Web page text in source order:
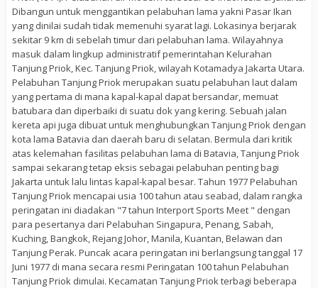
Dibangun untuk menggantikan pelabuhan lama yakni Pasar Ikan
yang dinilai sudah tidak memenuhi syarat lagi. Lokasinya berjarak
sekitar 9 km di sebelah timur dari pelabuhan lama. Wilayahnya
masuk dalam lingkup administratif pemerintahan Kelurahan
Tanjung Priok, Kec. Tanjung Priok, wilayah Kotamadya Jakarta Utara.
Pelabuhan Tanjung Priok merupakan suatu pelabuhan laut dalam
yang pertama di mana kapal-kapal dapat bersandar, memuat
batubara dan diperbaiki di suatu dok yang kering. Sebuah jalan
kereta api juga dibuat untuk menghubungkan Tanjung Priok dengan
kota lama Batavia dan daerah baru di selatan. Bermula dari kritik
atas kelemahan fasilitas pelabuhan lama di Batavia, Tanjung Priok
sampai sekarang tetap eksis sebagai pelabuhan penting bagi
Jakarta untuk lalu lintas kapal-kapal besar. Tahun 1977 Pelabuhan
Tanjung Priok mencapai usia 100 tahun atau seabad, dalam rangka
peringatan ini diadakan "7 tahun Interport Sports Meet " dengan
para pesertanya dari Pelabuhan Singapura, Penang, Sabah,
Kuching, Bangkok, Rejang Johor, Manila, Kuantan, Belawan dan
Tanjung Perak. Puncak acara peringatan ini berlangsung tanggal 17
Juni 1977 di mana secara resmi Peringatan 100 tahun Pelabuhan
Tanjung Priok dimulai. Kecamatan Tanjung Priok terbagi beberapa